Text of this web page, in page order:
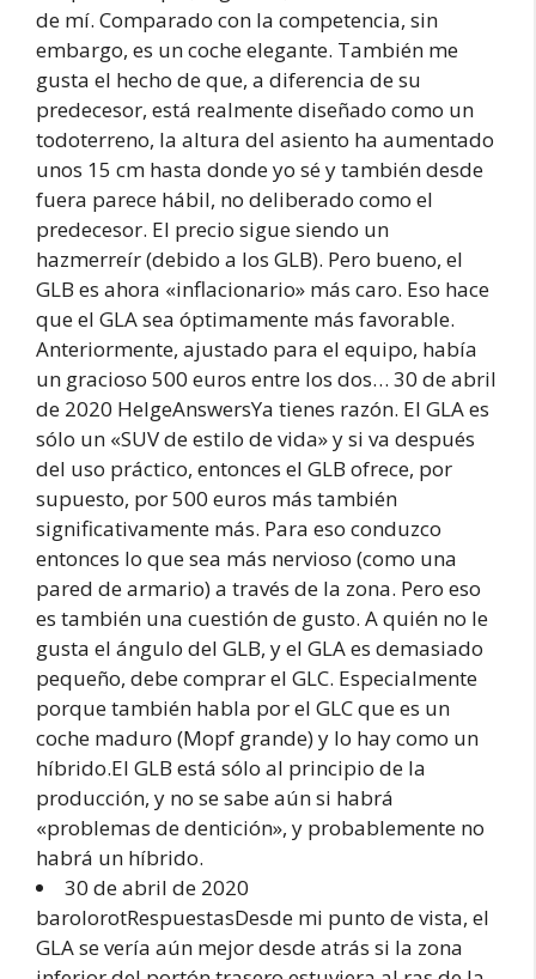
de mí. Comparado con la competencia, sin
embargo, es un coche elegante. También me
gusta el hecho de que, a diferencia de su
predecesor, está realmente diseñado como un
todoterreno, la altura del asiento ha aumentado
unos 15 cm hasta donde yo sé y también desde
fuera parece hábil, no deliberado como el
predecesor. El precio sigue siendo un
hazmerreír (debido a los GLB). Pero bueno, el
GLB es ahora «inflacionario» más caro. Eso hace
que el GLA sea óptimamente más favorable.
Anteriormente, ajustado para el equipo, había
un gracioso 500 euros entre los dos… 30 de abril
de 2020 HelgeAnswersYa tienes razón. El GLA es
sólo un «SUV de estilo de vida» y si va después
del uso práctico, entonces el GLB ofrece, por
supuesto, por 500 euros más también
significativamente más. Para eso conduzco
entonces lo que sea más nervioso (como una
pared de armario) a través de la zona. Pero eso
es también una cuestión de gusto. A quién no le
gusta el ángulo del GLB, y el GLA es demasiado
pequeño, debe comprar el GLC. Especialmente
porque también habla por el GLC que es un
coche maduro (Mopf grande) y lo hay como un
híbrido.El GLB está sólo al principio de la
producción, y no se sabe aún si habrá
«problemas de dentición», y probablemente no
habrá un híbrido.
30 de abril de 2020
barolorotRespuestasDesde mi punto de vista, el
GLA se vería aún mejor desde atrás si la zona